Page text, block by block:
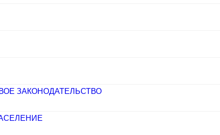
ЗАКОНОДАТЕЛЬСТВО